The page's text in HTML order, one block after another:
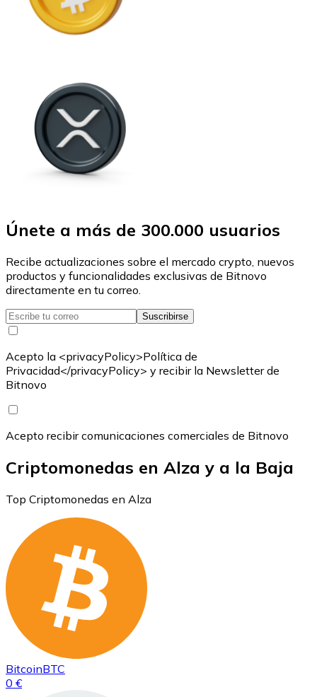
Únete a más de 300.000 usuarios
Recibe actualizaciones sobre el mercado crypto, nuevos
productos y funcionalidades exclusivas de Bitnovo
directamente en tu correo.
Suscribirse
Acepto la <privacyPolicy>Política de
Privacidad</privacyPolicy> y recibir la Newsletter de
Bitnovo
Acepto recibir comunicaciones comerciales de Bitnovo
Criptomonedas en Alza y a la Baja
Top Criptomonedas en Alza
BitcoinBTC
0 €